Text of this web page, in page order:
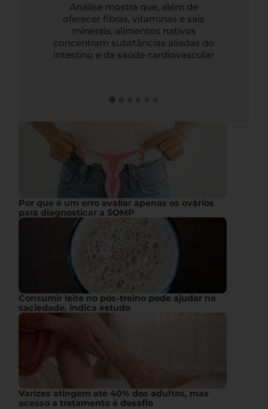
Análise mostra que, além de
oferecer fibras, vitaminas e sais
minerais, alimentos nativos
concentram substâncias aliadas do
intestino e da saúde cardiovascular
Por que é um erro avaliar apenas os ovários
para diagnosticar a SOMP
Consumir leite no pós-treino pode ajudar na
saciedade, indica estudo
Varizes atingem até 40% dos adultos, mas
acesso a tratamento é desafio